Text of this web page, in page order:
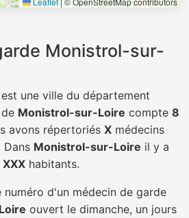
Monistrol-sur-
est une ville du département
Monistrol-sur-Loire compte 8
avons répertoriés X médecins
Dans Monistrol-sur-Loire il y a
XXX habitants.
numéro d'un médecin de garde
ouvert le dimanche, un jours